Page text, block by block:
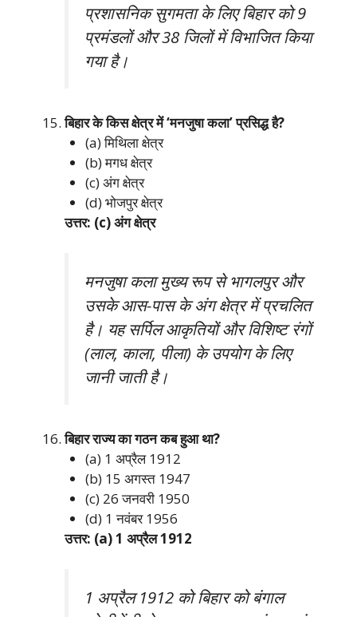
प्रशासनिक सुगमता के लिए बिहार को 9
प्रमंडलों और 38 जिलों में विभाजित किया
गया है।
बिहार के किस क्षेत्र में ‘मनजुषा कला’ प्रसिद्ध है?
(a) मिथिला क्षेत्र
(b) मगध क्षेत्र
(c) अंग क्षेत्र
(d) भोजपुर क्षेत्र
उत्तर: (c) अंग क्षेत्र
मनजुषा कला मुख्य रूप से भागलपुर और
उसके आस-पास के अंग क्षेत्र में प्रचलित
है। यह सर्पिल आकृतियों और विशिष्ट रंगों
(लाल, काला, पीला) के उपयोग के लिए
जानी जाती है।
बिहार राज्य का गठन कब हुआ था?
(a) 1 अप्रैल 1912
(b) 15 अगस्त 1947
(c) 26 जनवरी 1950
(d) 1 नवंबर 1956
उत्तर: (a) 1 अप्रैल 1912
1 अप्रैल 1912 को बिहार को बंगाल